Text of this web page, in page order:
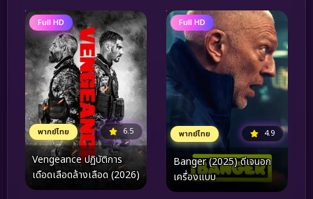
Full HD
พากย์ไทย 6.5
Vengeance ปฏิบัติการ
เดือดเลือดล้างเลือด (2026)
Full HD
พากย์ไทย 4.9
Banger (2025) ดีเจนอก
เครื่องแบบ